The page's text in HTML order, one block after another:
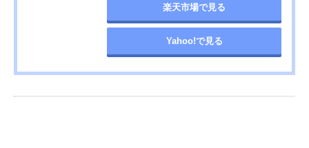
楽天市場で見る
Yahoo!で見る